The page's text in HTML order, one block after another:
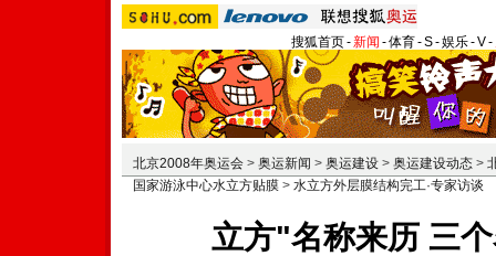
搜狐首页-新闻 -体育-S-娱乐-V-
北京2008年奥运会 > 奥运新闻 > 奥运建设 > 奥运建设动态 >
国家游泳中心水立方贴膜 > 水立方外层膜结构完工·专家访谈
立方"名称来历 三